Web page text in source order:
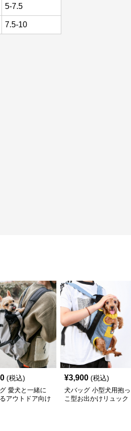
5-7.5
7.5-10
(税込)
愛犬と一緒に
アウトドア向け
¥3,900 (税込)
犬バッグ 小型犬用抱っ
こ型お出かけリュック